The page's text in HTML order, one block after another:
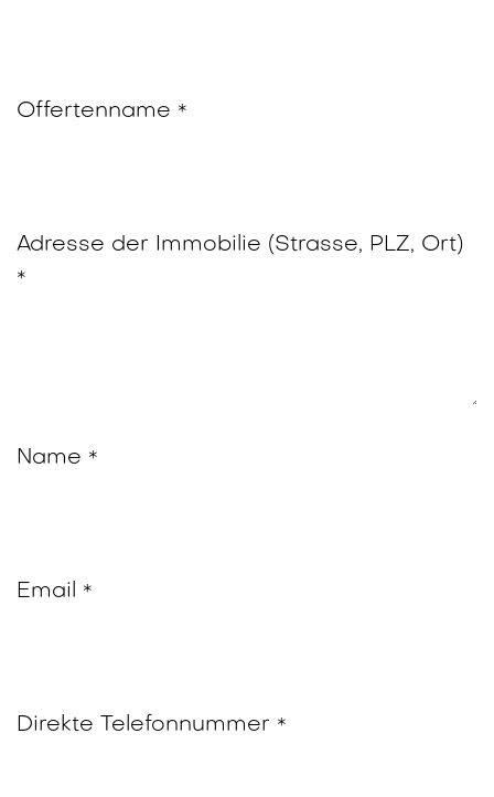
Offertenname *
Adresse der Immobilie (Strasse, PLZ, Ort)
*
Name *
Email *
Direkte Telefonnummer *